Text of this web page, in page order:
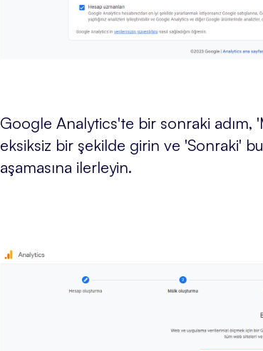
Google Analytics'te bir sonraki
eksiksiz bir şekilde girin ve 'Sonraki'
aşamasına ilerleyin.